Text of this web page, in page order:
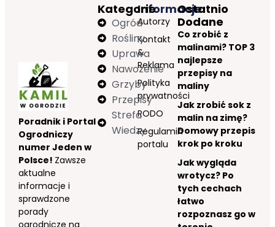
Poradnik i Portal
Ogrodniczy
numer Jeden w
Polsce! Zawsze
aktualne
informacje i
sprawdzone
porady
ogrodnicze na
Informacje
Autorzy
Kontakt
&
Reklama
Polityka
prywatności
RODO
Regulamin
portalu
Kategorie
Ogród
Rośliny
Uprawa
Nawożenie
Grzyby
Przepisy
Strefa
Wiedzy
Ostatnio
Dodane
Co zrobić z
malinami? TOP 3
najlepsze
przepisy na
maliny
Jak zrobić sok z
malin na zimę?
Domowy przepis
krok po kroku
Jak wygląda
wrotycz? Po
tych cechach
łatwo
rozpoznasz go w